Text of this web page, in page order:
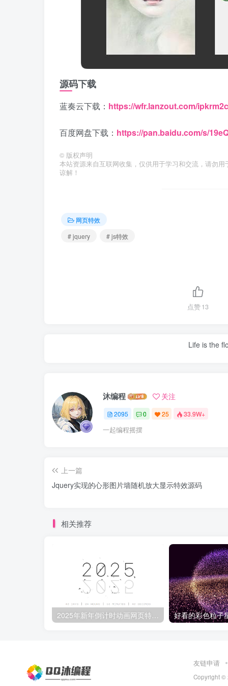
源码下载
蓝奏云下载： https://wfr.lanzout.com/
百度网盘下载： https://pan.baidu.com/s/
© 版权声明
本站资源来自互联网收集，仅供用于学习和交流，请勿
谅解！
网页特效
# jquery
# js特效
点赞13
Life is the
沐编程 关注
2095 0 25 33.9W+
一起编程摇摆
上一篇
Jquery实现的心形图片墙随机放大显示特效源码
相关推荐
2025年新年倒计时动画网页特效代码
友链申请
Copyright ©